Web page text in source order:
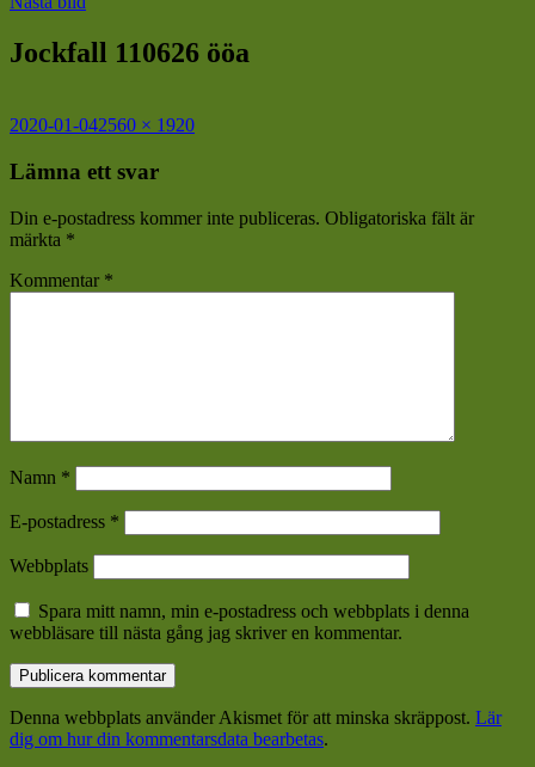
Jockfall 110626 ööa
Postat
2020-01-04Full
2560 × 1920
Lämna ett svar
Din e-postadress kommer inte publiceras. Obligatoriska fält är
märkta *
Kommentar *
Namn *
E-postadress *
Webbplats
Spara mitt namn, min e-postadress och webbplats i denna
webbläsare till nästa gång jag skriver en kommentar.
Denna webbplats använder Akismet för att minska skräppost. Lär
dig om hur din kommentarsdata bearbetas.